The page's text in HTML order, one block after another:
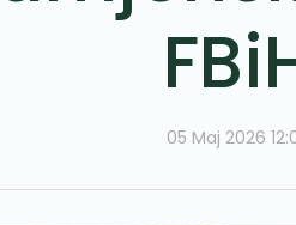
05 Maj 2026